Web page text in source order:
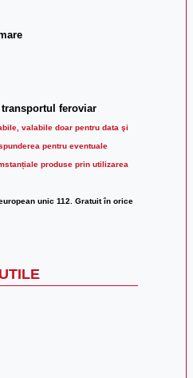
feroviar
valabile doar pentru data şi
pentru eventuale
produse prin utilizarea
unic 112. Gratuit în orice
UTILE